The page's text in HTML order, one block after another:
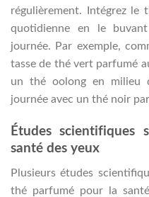
régulièrement. Intégrez le
quotidienne en le
journée. Par exemple,
tasse de thé vert parfumé
un thé oolong en milieu
journée avec un thé noir
Études
santé des yeux
Plusieurs études
thé parfumé pour la